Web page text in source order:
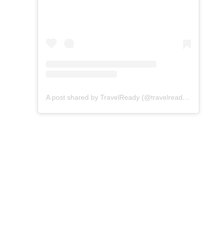
A post shared by TravelReady (@travelreadyhongkong)